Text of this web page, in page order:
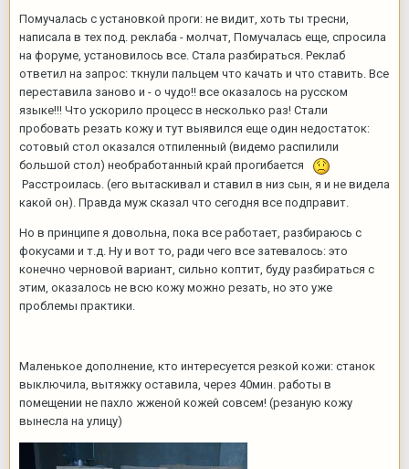
Помучалась с установкой проги: не видит, хоть ты тресни,
написала в тех под. реклаба - молчат, Помучалась еще, спросила
на форуме, установилось все. Стала разбираться. Реклаб
ответил на запрос: ткнули пальцем что качать и что ставить. Все
переставила заново и - о чудо!! все оказалось на русском
языке!!! Что ускорило процесс в несколько раз! Стали
пробовать резать кожу и тут выявился еще один недостаток:
сотовый стол оказался отпиленный (видемо распилили
большой стол) необработанный край прогибается
Расстроилась. (его вытаскивал и ставил в низ сын, я и не видела
какой он). Правда муж сказал что сегодня все подправит.
Но в принципе я довольна, пока все работает, разбираюсь с
фокусами и т.д. Ну и вот то, ради чего все затевалось: это
конечно черновой вариант, сильно коптит, буду разбираться с
этим, оказалось не всю кожу можно резать, но это уже
проблемы практики.
Маленькое дополнение, кто интересуется резкой кожи: станок
выключила, вытяжку оставила, через 40мин. работы в
помещении не пахло жженой кожей совсем! (резаную кожу
вынесла на улицу)